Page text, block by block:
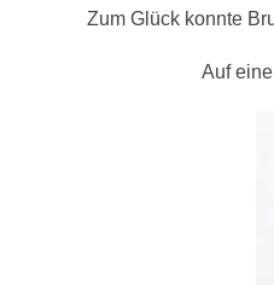
Zum Glück konnte
Auf